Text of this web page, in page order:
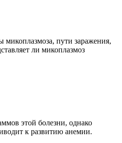
пути заражения,
ли микоплазмоз
этой болезни, однако
к развитию анемии.